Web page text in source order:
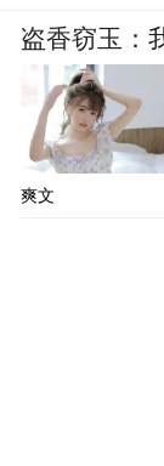
盗香窃玉：
爽文